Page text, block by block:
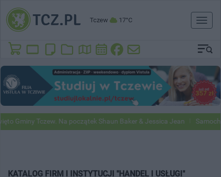
Tczew 17°C
Toggle
Gminy Tczew. Na początek Shaun Baker & Jessica Jean
KATALOG FIRM I INSTYTUCJI "HANDEL I USŁUGI"